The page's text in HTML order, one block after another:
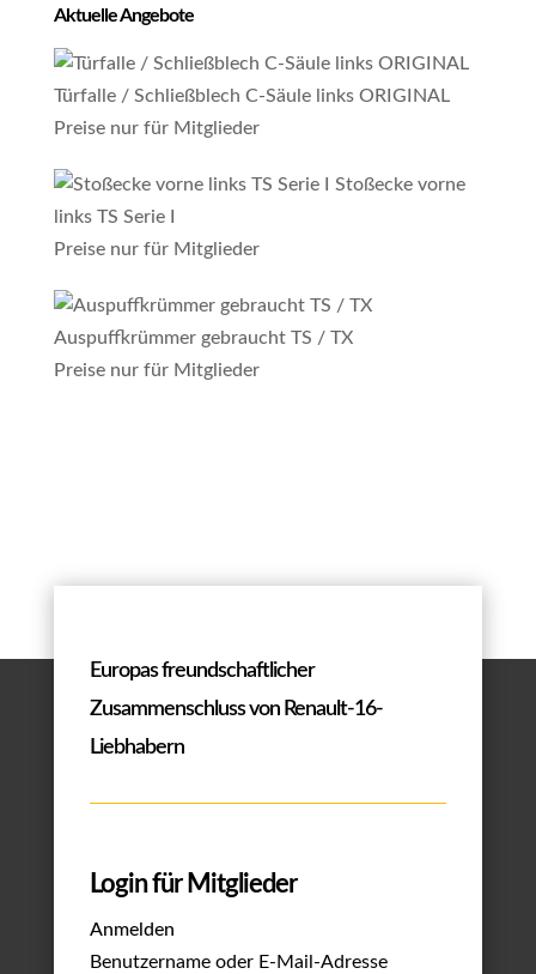
Aktuelle Angebote
Türfalle / Schließblech C-Säule links ORIGINAL
Preise nur für Mitglieder
Stoßecke vorne
links TS Serie I
Preise nur für Mitglieder
Auspuffkrümmer gebraucht TS / TX
Preise nur für Mitglieder
Europas freundschaftlicher
Zusammenschluss von Renault-16-
Liebhabern
Login für Mitglieder
Anmelden
Benutzername oder E-Mail-Adresse